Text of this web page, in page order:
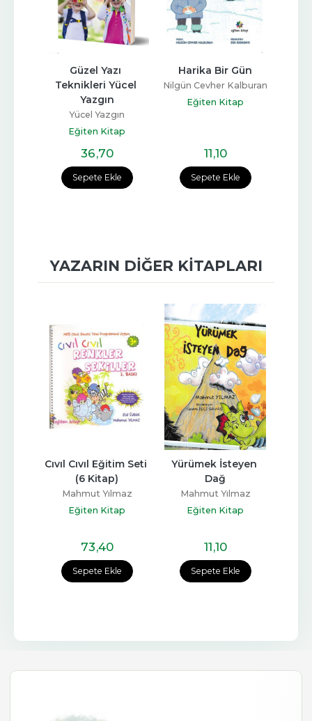
Sepete Ekle
Güzel Yazı
Teknikleri Yücel
Yazgın
Yücel Yazgın
Eğiten Kitap
36,70
Sepete Ekle
Harika Bir Gün
Nilgün Cevher Kalburan
Eğiten Kitap
11,10
YAZARIN DIĞER KITAPLARI
Sepete Ekle
Cıvıl Cıvıl Eğitim Seti
(6 Kitap)
Mahmut Yılmaz
Eğiten Kitap
73,40
Sepete Ekle
Yürümek İsteyen
Dağ
Mahmut Yılmaz
Eğiten Kitap
11,10